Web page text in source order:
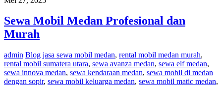
Sewa Mobil Medan Profesional dan
Murah
admin Blog jasa sewa mobil medan, rental mobil medan murah,
rental mobil sumatera utara, sewa avanza medan, sewa elf medan,
sewa innova medan, sewa kendaraan medan, sewa mobil di medan
dengan sopir, sewa mobil keluarga medan, sewa mobil matic medan,